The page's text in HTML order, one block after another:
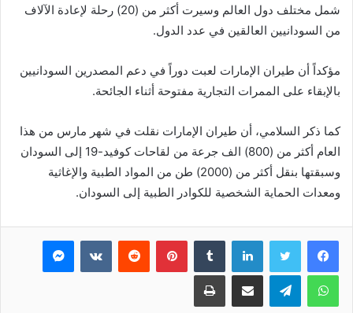
شمل مختلف دول العالم وسيرت أكثر من (20) رحلة لإعادة الآلاف
من السودانيين العالقين في عدد الدول.
مؤكداً أن طيران الإمارات لعبت دوراً في دعم المصدرين السودانيين
بالإبقاء على الممرات التجارية مفتوحة أثناء الجائحة.
كما ذكر السلامي، أن طيران الإمارات نقلت في شهر مارس من هذا
العام أكثر من (800) الف جرعة من لقاحات كوفيد-19 إلى السودان
وسبقتها بنقل أكثر من (2000) طن من المواد الطبية والإغاثية
ومعدات الحماية الشخصية للكوادر الطبية إلى السودان.
فيسبوك تويتر لينكدإن بينتيريست ماسنجر
واتساب تيلقرام مشاركة عبر البريد طباعة